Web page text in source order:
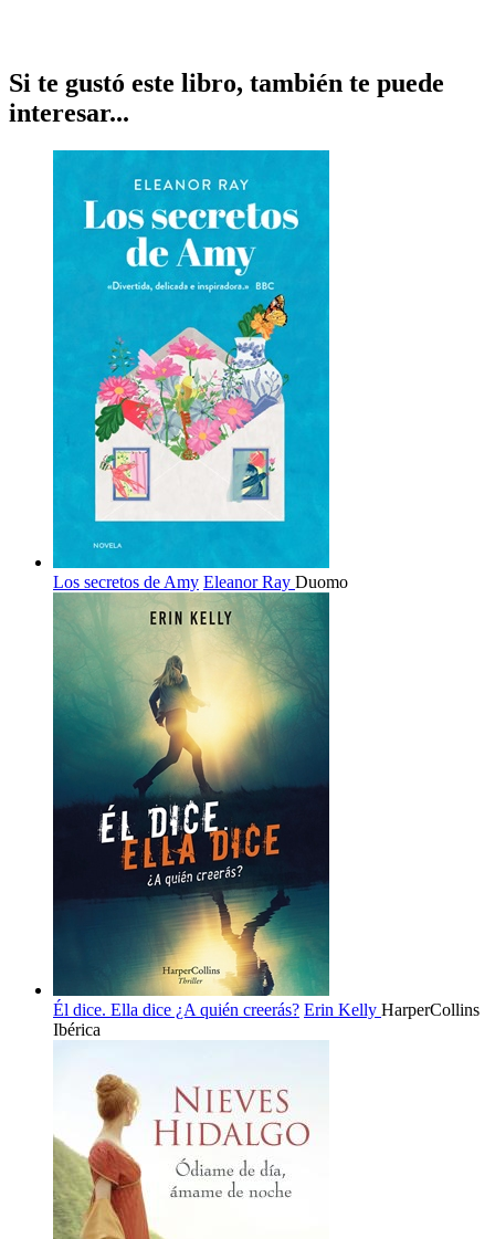
Si te gustó este libro, también te puede
interesar...
Los secretos de Amy Eleanor Ray Duomo
Él dice. Ella dice ¿A quién creerás? Erin Kelly HarperCollins
Ibérica